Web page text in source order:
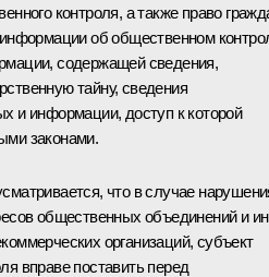
контроля, а также право
об общественном
содержащей сведения,
тайну, сведения
и информации, доступ к которой
законами.
что в случае
общественных объединений и
организаций, субъект
вправе поставить перед